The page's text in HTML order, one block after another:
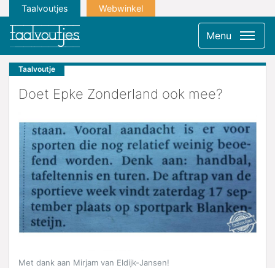
Taalvoutjes Webwinkel
Menu
Taalvoutje
Doet Epke Zonderland ook mee?
Met dank aan Mirjam van Eldijk-Jansen!